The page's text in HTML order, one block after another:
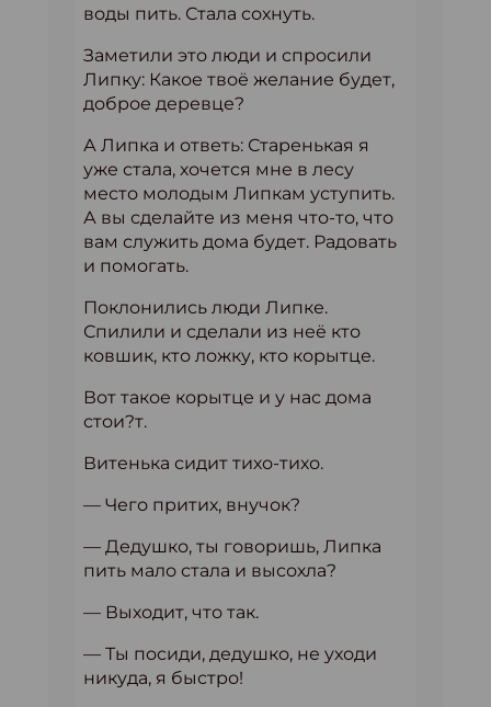
воды пить. Стала сохнуть.
Заметили это люди и спросили
Липку: Какое твоё желание будет,
доброе деревце?
А Липка и ответь: Старенькая я
уже стала, хочется мне в лесу
место молодым Липкам уступить.
А вы сделайте из меня что-то, что
вам служить дома будет. Радовать
и помогать.
Поклонились люди Липке.
Спилили и сделали из неё кто
ковшик, кто ложку, кто корытце.
Вот такое корытце и у нас дома
стои?т.
Витенька сидит тихо-тихо.
— Чего притих, внучок?
— Дедушко, ты говоришь, Липка
пить мало стала и высохла?
— Выходит, что так.
— Ты посиди, дедушко, не уходи
никуда, я быстро!